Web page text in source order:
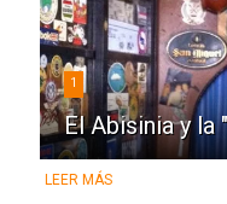
1
El Abisinia y la
LEER MÁS